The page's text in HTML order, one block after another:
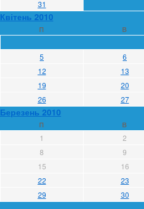
31
Квітень 2010
П В
5 6
12
13
19
20
26
27
Березень 2010
П В
1 2
8
9
15
16
22
23
29
30